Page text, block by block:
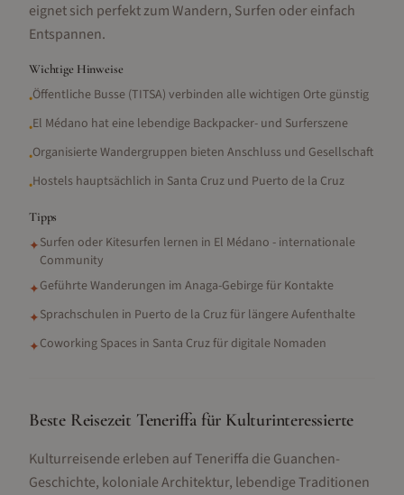
eignet sich perfekt zum Wandern, Surfen oder einfach
Entspannen.
Wichtige Hinweise
•Öffentliche Busse (TITSA) verbinden alle wichtigen Orte günstig
•El Médano hat eine lebendige Backpacker- und Surferszene
•Organisierte Wandergruppen bieten Anschluss und Gesellschaft
•Hostels hauptsächlich in Santa Cruz und Puerto de la Cruz
Tipps
✦Surfen oder Kitesurfen lernen in El Médano - internationale
Community
✦Geführte Wanderungen im Anaga-Gebirge für Kontakte
✦Sprachschulen in Puerto de la Cruz für längere Aufenthalte
✦Coworking Spaces in Santa Cruz für digitale Nomaden
Beste Reisezeit Teneriffa für Kulturinteressierte
Kulturreisende erleben auf Teneriffa die Guanchen-
Geschichte, koloniale Architektur, lebendige Traditionen